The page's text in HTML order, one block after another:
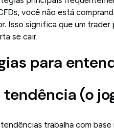
você não está
Isso significa que um
se cair.
para
tendência (o
trabalha com